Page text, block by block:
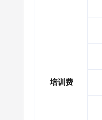
培训费